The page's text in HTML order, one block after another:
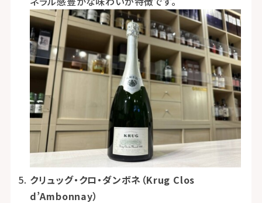
クリュッグ・クロ・ダンボネ（Krug Clos
d’Ambonnay）